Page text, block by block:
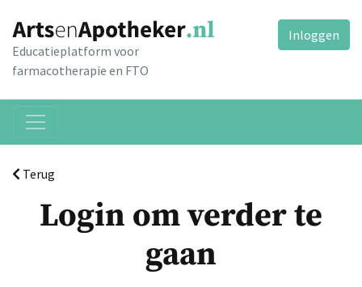
Educatieplatform voor
farmacotherapie en FTO
Inloggen
Terug
Login om verder te
gaan